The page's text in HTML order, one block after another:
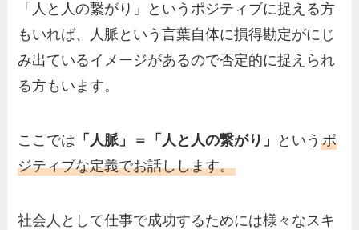
「人と人の繋がり」というポジティブに捉える方
もいれば、人脈という言葉自体に損得勘定がにじ
み出ているイメージがあるので否定的に捉えられ
る方もいます。
ここでは 「人脈」＝「人と人の繋がり」 というポ
ジティブな定義でお話しします。
社会人として仕事で成功するためには様々なスキ